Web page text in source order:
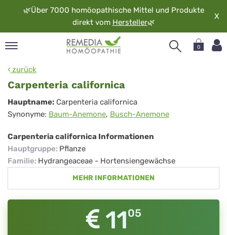
🌿Über 7000 homöopathische Mittel und Produkte
direkt vom Hersteller🌿
X
0
zurück
Carpenteria californica
Carpenteria
californica
Hauptname: Carpenteria californica
Synonyme: Baum-Anemone, Busch-Anemone
Carpenteria californica Informationen
Hauptgruppe: Pflanze
Familie: Hydrangeaceae - Hortensiengewächse
MEHR INFORMATIONEN
1105